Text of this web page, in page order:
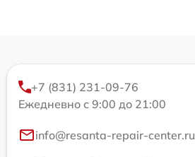
+7 (831) 231-09-76
Ежедневно с 9:00 до 21:00
info@resanta-repair-center.ru